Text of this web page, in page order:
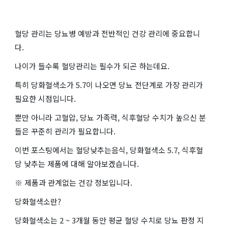
혈당 관리는 당뇨병 예방과 전반적인 건강 관리에 중요합니
다.
나이가 들수록 혈당관리는 필수가 되곤 하는데요.
특히 당화혈색소가 5.7이 나오면 당뇨 전단계로 가장 관리가
필요한 시점입니다.
뿐만 아니라 고혈압, 당뇨 가족력, 식후혈당 수치가 높으신 분
들은 꾸준히 관리가 필요합니다.
이번 포스팅에서는 혈당낮추는음식, 당화혈색소 5.7, 식후혈
당 낮추는 제품에 대해 알아보겠습니다.
※ 제품과 관계없는 건강 정보입니다.
당화혈색소란?
당화혈색소는 2 ~ 3개월 동안 평균 혈당 수치로 당뇨 판정 지